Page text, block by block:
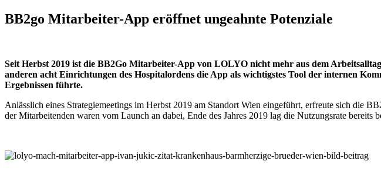
BB2go Mitarbeiter-App eröffnet ungeahnte Potenziale
Seit Herbst 2019 ist die BB2Go Mitarbeiter-App von LOLYO nicht mehr aus dem
anderen acht Einrichtungen des Hospitalordens die App als wichtigstes Tool der internen
Ergebnissen führte.
Anlässlich eines Strategiemeetings im Herbst 2019 am Standort Wien eingeführt, erfreute sich die
der Mitarbeitenden waren vom Launch an dabei, Ende des Jahres 2019 lag die Nutzungsrate bereits